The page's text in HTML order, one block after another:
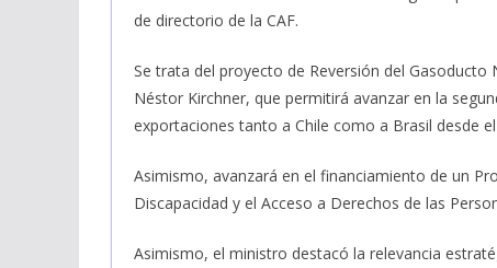
de directorio de la CAF.
Se trata del proyecto de Reversión del
Néstor Kirchner, que permitirá avanzar en la
exportaciones tanto a Chile como a Brasil desde
Asimismo, avanzará en el financiamiento de un
Discapacidad y el Acceso a Derechos de las
Asimismo, el ministro destacó la relevancia